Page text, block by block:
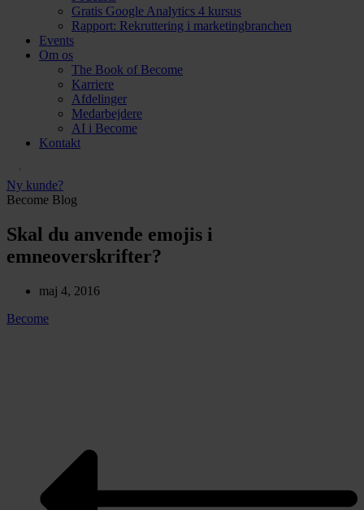
Gratis Google Analytics 4 kursus
Rapport: Rekruttering i marketingbranchen
Events
Om os
The Book of Become
Karriere
Afdelinger
Medarbejdere
AI i Become
Kontakt
Ny kunde?
Become Blog
Skal du anvende emojis i
emneoverskrifter?
maj 4, 2016
Become